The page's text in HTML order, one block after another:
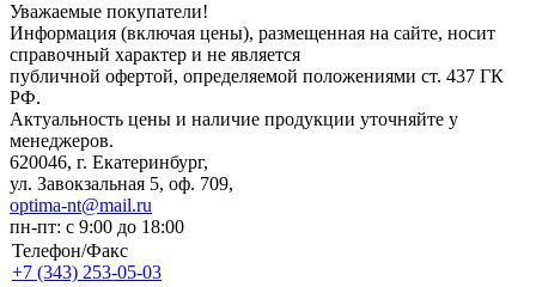
Уважаемые покупатели!
Информация (включая цены), размещенная на сайте, носит
справочный характер и не является
публичной офертой, определяемой положениями ст. 437 ГК
РФ.
Актуальность цены и наличие продукции уточняйте у
менеджеров.
620046, г. Екатеринбург,
ул. Завокзальная 5, оф. 709,
optima-nt@mail.ru
пн-пт: с 9:00 до 18:00
Телефон/Факс
+7 (343) 253-05-03